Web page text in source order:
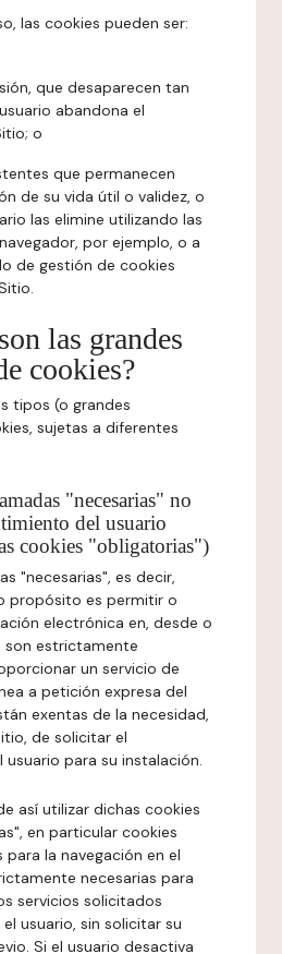
las cookies pueden ser:
que desaparecen tan
abandona el
o
que permanecen
de su vida útil o validez, o
las elimine utilizando las
por ejemplo, o a
de gestión de cookies
las grandes
cookies?
tipos (o grandes
sujetas a diferentes
"necesarias" no
del usuario
cookies "obligatorias")
"necesarias", es decir,
propósito es permitir o
electrónica en, desde o
son estrictamente
un servicio de
a petición expresa del
exentas de la necesidad,
de solicitar el
para su instalación.
así utilizar dichas cookies
en particular cookies
la navegación en el
necesarias para
servicios solicitados
usuario, sin solicitar su
Si el usuario desactiva